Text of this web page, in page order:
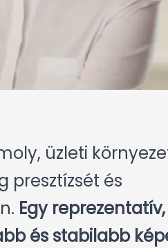
üzleti
presztízsét és
Egy
és stabilabb